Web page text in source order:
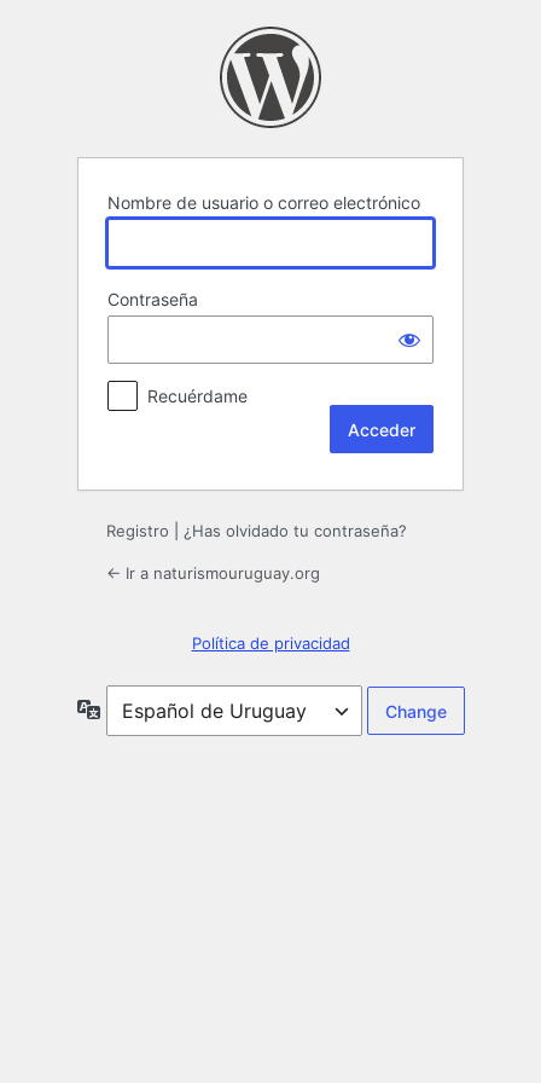
Nombre de usuario o correo electrónico
Contraseña
Recuérdame
Registro ¿Has olvidado tu contraseña?
← Ir a naturismouruguay.org
Política de privacidad
Idioma